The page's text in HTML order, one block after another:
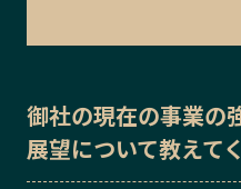
御社の現在の事業の
展望について教えて